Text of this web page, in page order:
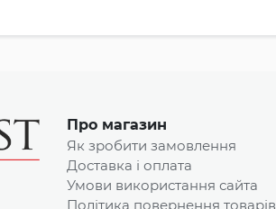
Про магазин
Як зробити замовлення
Доставка і оплата
Умови використання сайта
Політика повернення товарів